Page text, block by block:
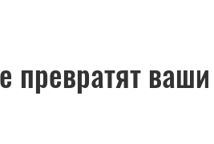
превратят ваши